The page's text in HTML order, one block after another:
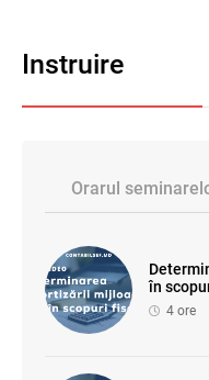
Instruire
Orarul
în
4 ore